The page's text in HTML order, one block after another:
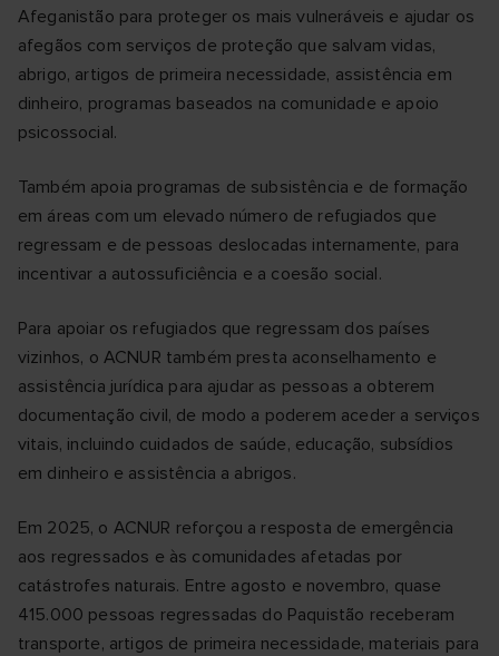
Afeganistão para proteger os mais vulneráveis e ajudar os
afegãos com serviços de proteção que salvam vidas,
abrigo, artigos de primeira necessidade, assistência em
dinheiro, programas baseados na comunidade e apoio
psicossocial.
Também apoia programas de subsistência e de formação
em áreas com um elevado número de refugiados que
regressam e de pessoas deslocadas internamente, para
incentivar a autossuficiência e a coesão social.
Para apoiar os refugiados que regressam dos países
vizinhos, o ACNUR também presta aconselhamento e
assistência jurídica para ajudar as pessoas a obterem
documentação civil, de modo a poderem aceder a serviços
vitais, incluindo cuidados de saúde, educação, subsídios
em dinheiro e assistência a abrigos.
Em 2025, o ACNUR reforçou a resposta de emergência
aos regressados e às comunidades afetadas por
catástrofes naturais. Entre agosto e novembro, quase
415.000 pessoas regressadas do Paquistão receberam
transporte, artigos de primeira necessidade, materiais para